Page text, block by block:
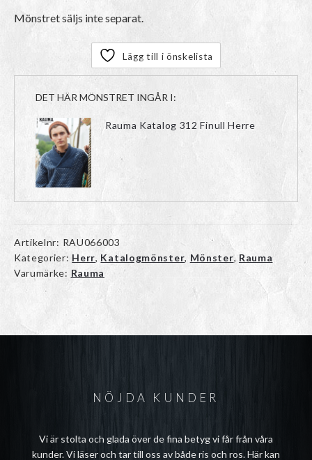
Mönstret säljs inte separat.
Lägg till i önskelista
DET HÄR MÖNSTRET INGÅR I:
Rauma Katalog 312 Finull Herre
Artikelnr: RAU066003
Kategorier: Herr, Katalogmönster, Mönster, Rauma
Varumärke: Rauma
NÖJDA KUNDER
Vi är stolta och glada över de fina betyg vi får från våra
kunder. Vi läser och tar till oss av både ris och ros. Här kan